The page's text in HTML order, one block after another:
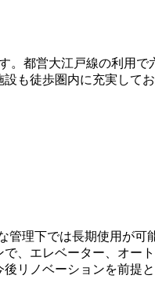
都営大江戸線の利用
徒歩圏内に充実して
理下では長期使用が
、エレベーター、オー
リノベーションを前提